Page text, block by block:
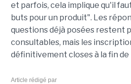
et parfois, cela implique qu'il
buts pour un produit". Les
questions déjà posées restent
consultables, mais les
définitivement closes à la fin de
Article rédigé par